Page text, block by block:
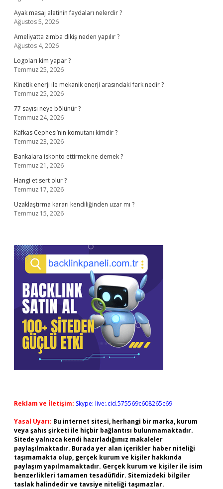
Ayak masaj aletinin faydaları nelerdir ?
Ağustos 5, 2026
Ameliyatta zımba dikiş neden yapılır ?
Ağustos 4, 2026
Logoları kim yapar ?
Temmuz 25, 2026
Kinetik enerji ile mekanik enerji arasındaki fark nedir ?
Temmuz 25, 2026
77 sayısı neye bölünür ?
Temmuz 24, 2026
Kafkas Cephesi’nin komutanı kimdir ?
Temmuz 23, 2026
Bankalara iskonto ettirmek ne demek ?
Temmuz 21, 2026
Hangi et sert olur ?
Temmuz 17, 2026
Uzaklaştırma kararı kendiliğinden uzar mı ?
Temmuz 15, 2026
Reklam ve İletişim: Skype: live:.cid.575569c608265c69
Yasal Uyarı: Bu internet sitesi, herhangi bir marka, kurum
veya şahıs şirketi ile hiçbir bağlantısı bulunmamaktadır.
Sitede yalnızca kendi hazırladığımız makaleler
paylaşılmaktadır. Burada yer alan içerikler haber niteliği
taşımamakta olup, gerçek kurum ve kişiler hakkında
paylaşım yapılmamaktadır. Gerçek kurum ve kişiler ile isim
benzerlikleri tamamen tesadüfidir. Sitemizdeki bilgiler
taslak halindedir ve tavsiye niteliği taşımazlar.